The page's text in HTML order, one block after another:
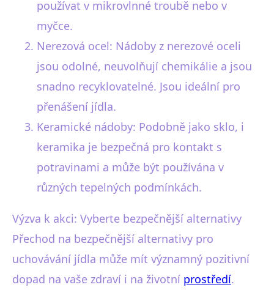
používat v mikrovlnné troubě nebo v
myčce.
Nerezová ocel: Nádoby z nerezové oceli
jsou odolné, neuvolňují chemikálie a jsou
snadno recyklovatelné. Jsou ideální pro
přenášení jídla.
Keramické nádoby: Podobně jako sklo, i
keramika je bezpečná pro kontakt s
potravinami a může být používána v
různých tepelných podmínkách.
Výzva k akci: Vyberte bezpečnější alternativy
Přechod na bezpečnější alternativy pro
uchovávání jídla může mít významný pozitivní
dopad na vaše zdraví i na životní prostředí.